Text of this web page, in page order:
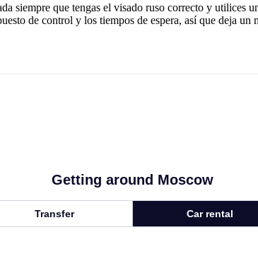
siempre que tengas el visado ruso correcto y utilices
de control y los tiempos de espera, así que deja
Getting around Moscow
Transfer Car rental